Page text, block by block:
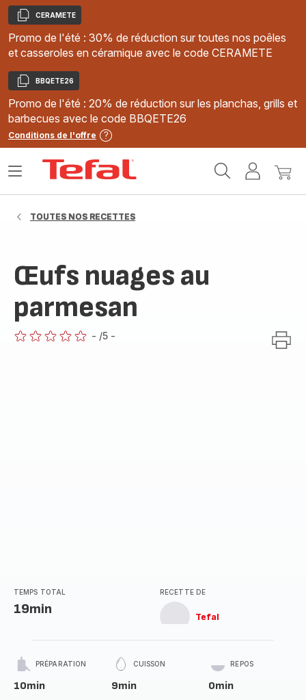
Copier
CERAMETE
Promo de l'été : 30% de réduction sur toutes nos poêles
et casseroles en céramique avec le code CERAMETE
Copier
BBQETE26
Promo de l'été : 20% de réduction sur les planchas, grills et
barbecues avec le code BBQETE26
Conditions de l'offre
MonMon
Ouvrir
TOUTES NOS RECETTES
Œufs nuages au
parmesan
- /5 -
TEMPS TOTAL
19min
RECETTE DE
Tefal
PRÉPARATION
10min
CUISSON
9min
REPOS
0min